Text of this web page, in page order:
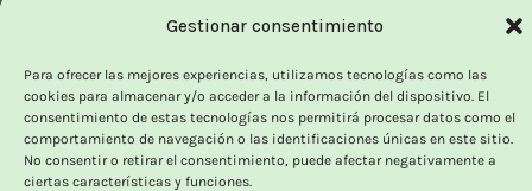
Gestionar consentimiento
Para ofrecer las mejores experiencias, utilizamos tecnologías como las
cookies para almacenar y/o acceder a la información del dispositivo. El
consentimiento de estas tecnologías nos permitirá procesar datos como el
comportamiento de navegación o las identificaciones únicas en este sitio.
No consentir o retirar el consentimiento, puede afectar negativamente a
ciertas características y funciones.
-
OUTLET VORPC